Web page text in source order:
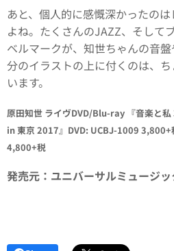
あと、個人的に感慨深かったの
よね。たくさんのJAZZ、そして
ベルマークが、知世ちゃんの音
分のイラストの上に付くのは、
います。
原田知世 ライヴDVD/Blu-ray 『音楽と
in 東京 2017』 DVD: UCBJ-1009
4,800+税
発売元：ユニバーサルミュージッ